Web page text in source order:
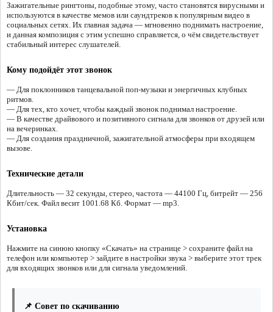
Зажигательные рингтоны, подобные этому, часто становятся вирусными и
используются в качестве мемов или саундтреков к популярным видео в
социальных сетях. Их главная задача — мгновенно поднимать настроение,
и данная композиция с этим успешно справляется, о чём свидетельствует
стабильный интерес слушателей.
Кому подойдёт этот звонок
— Для поклонников танцевальной поп-музыки и энергичных клубных
ритмов.
— Для тех, кто хочет, чтобы каждый звонок поднимал настроение.
— В качестве драйвового и позитивного сигнала для звонков от друзей или
на вечеринках.
— Для создания праздничной, зажигательной атмосферы при входящем
вызове.
Технические детали
Длительность — 32 секунды, стерео, частота — 44100 Гц, битрейт — 256
Кбит/сек. Файл весит 1001.68 Кб. Формат — mp3.
Установка
Нажмите на синюю кнопку «Скачать» на странице > сохраните файл на
телефон или компьютер > зайдите в настройки звука > выберите этот трек
для входящих звонков или для сигнала уведомлений.
📌 Совет по скачиванию